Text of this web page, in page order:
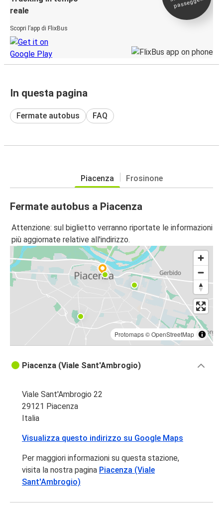
reale
Scopri l’app di FlixBus
In questa pagina
Fermate autobus FAQ
Piacenza Frosinone
Fermate autobus a Piacenza
Attenzione: sul biglietto verranno riportate le informazioni
più aggiornate relative all'indirizzo.
Protomaps©OpenStreetMap
Piacenza (Viale Sant'Ambrogio)
Viale Sant'Ambrogio 22
29121 Piacenza
Italia
Visualizza questo indirizzo su Google Maps
Per maggiori informazioni su questa stazione,
visita la nostra pagina Piacenza (Viale
Sant'Ambrogio)